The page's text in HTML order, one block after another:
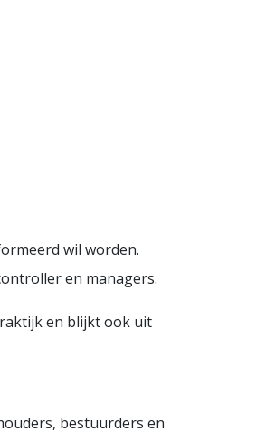
wil worden.
en managers.
en blijkt ook uit
bestuurders en